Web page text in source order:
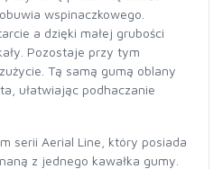
wspinaczkowego.
a dzięki małej grubości
Pozostaje przy tym
Tą samą gumą oblany
ułatwiając podhaczanie
serii Aerial Line, który posiada
z jednego kawałka gumy.